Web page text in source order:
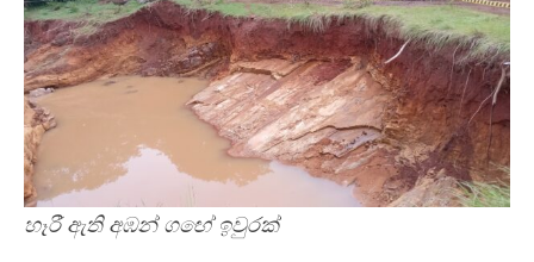
හෑරී ඇති අඹන් ගඟේ ඉවුරක්